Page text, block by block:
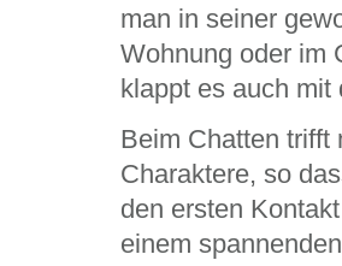
man in seiner
Wohnung oder im
klappt es auch mit
Beim Chatten trifft
Charaktere, so
den ersten
einem